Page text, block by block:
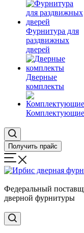
Фурнитура для
раздвижных
дверей
Дверные
комплекты
Комплектующие
Получить прайс
Федеральный
дверной фурнитуры